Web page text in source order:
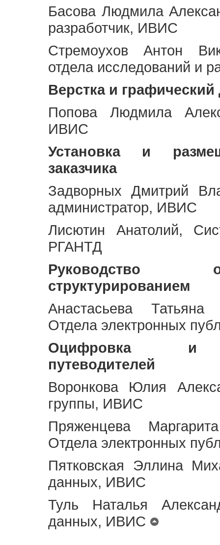
Басова Людмила
разработчик, ИВИС
Стремоухов Антон
отдела исследований и
Верстка и графический
Попова Людмила
ИВИС
Установка и
заказчика
Задворных Дмитрий
администратор, ИВИС
Лисютин Анатолий,
РГАНТД
Руководство
структурированием
Анастасьева Татьяна
Отдела электронных
Оцифровка и
путеводителей
Воронкова Юлия
группы, ИВИС
Пряженцева
Отдела электронных
Пятковская Эллина
данных, ИВИС
Туль Наталья
данных, ИВИС